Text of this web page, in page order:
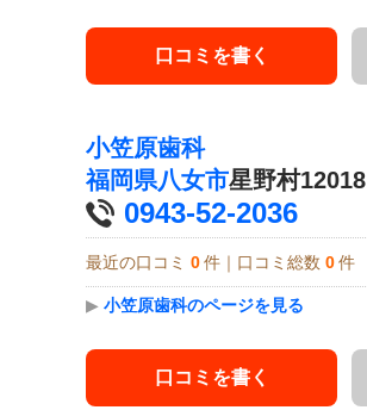
口コミを書く
小笠原歯科
福岡県八女市星野村12018
0943-52-2036
最近の口コミ 0 件｜口コミ総数 0 件
▶ 小笠原歯科のページを見る
口コミを書く